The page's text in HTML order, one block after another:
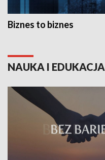
Biznes to biznes
NAUKA I EDUKACJA